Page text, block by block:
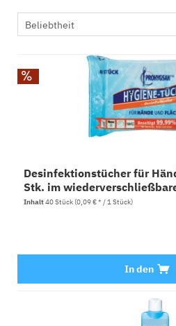
Desinfektionstücher für
Stk. im
Inhalt40 Stück(0,09 € * / 1 Stück)
In den